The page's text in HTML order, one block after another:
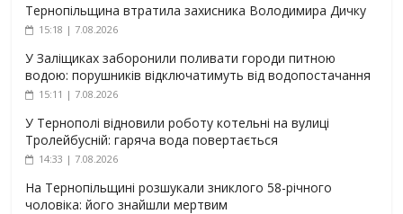
Тернопільщина втратила захисника Володимира Дичку
15:18 | 7.08.2026
У Заліщиках заборонили поливати городи питною
водою: порушників відключатимуть від водопостачання
15:11 | 7.08.2026
У Тернополі відновили роботу котельні на вулиці
Тролейбусній: гаряча вода повертається
14:33 | 7.08.2026
На Тернопільщині розшукали зниклого 58-річного
чоловіка: його знайшли мертвим